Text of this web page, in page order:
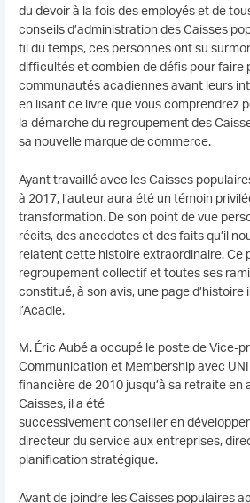
du devoir à la fois des employés et de
conseils d’administration des Caisses
fil du temps, ces personnes ont su
difficultés et combien de défis pour faire
communautés acadiennes avant leurs
en lisant ce livre que vous comprendrez
la démarche du regroupement des
sa nouvelle marque de commerce.
Ayant travaillé avec les Caisses
à 2017, l’auteur aura été un témoin
transformation. De son point de vue
récits, des anecdotes et des faits qu’il
relatent cette histoire extraordinaire. Ce
regroupement collectif et toutes ses
constitué, à son avis, une page
l’Acadie.
M. Éric Aubé a occupé le poste de Vice-
Communication et Membership avec
financière de 2010 jusqu’à sa retraite en
Caisses, il a été
successivement conseiller en
directeur du service aux entreprises,
planification stratégique.
Avant de joindre les Caisses populaires